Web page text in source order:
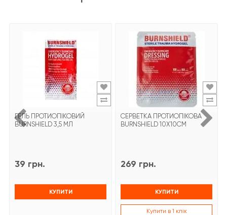
ГЕЛЬ ПРОТИОПІКОВИЙ
BURNSHIELD 3,5 МЛ
39 грн.
КУПИТИ
СЕРВЕТКА ПРОТИОПІКОВА
BURNSHIELD 10X10СМ
269 грн.
КУПИТИ
Купити в 1 клік